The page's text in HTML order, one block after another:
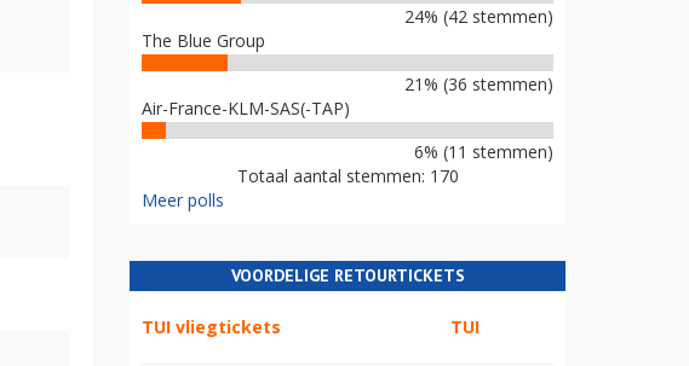
24% (42 stemmen)
The Blue Group
21% (36 stemmen)
Air-France-KLM-SAS(-TAP)
6% (11 stemmen)
Totaal aantal stemmen: 170
Meer polls
VOORDELIGE RETOURTICKETS
TUI vliegtickets TUI